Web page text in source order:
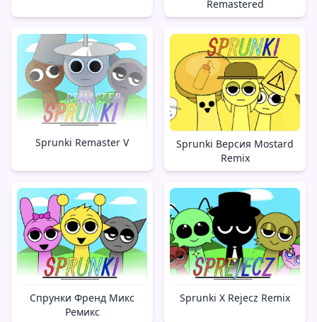
Remastered
Sprunki Remaster V
Sprunki Версия Mostard
Remix
Спрунки Френд Микс
Ремикс
Sprunki X Rejecz Remix